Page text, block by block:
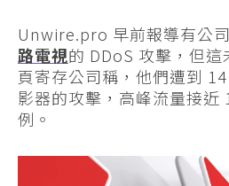
Unwire.pro 早前報導有公
路電視的 DDoS 攻擊，但
頁寄存公司稱，他們遭到
影器的攻擊，高峰流量接近
例。